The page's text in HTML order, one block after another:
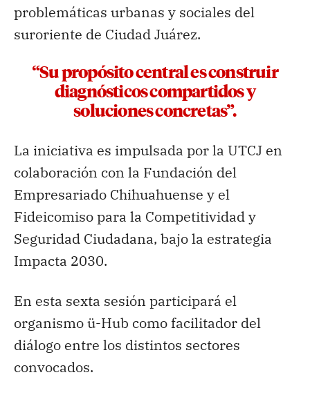
problemáticas urbanas y sociales del
suroriente de Ciudad Juárez.
“Su propósito central es construir
diagnósticos compartidos y
soluciones concretas”.
La iniciativa es impulsada por la UTCJ en
colaboración con la Fundación del
Empresariado Chihuahuense y el
Fideicomiso para la Competitividad y
Seguridad Ciudadana, bajo la estrategia
Impacta 2030.
En esta sexta sesión participará el
organismo ü-Hub como facilitador del
diálogo entre los distintos sectores
convocados.